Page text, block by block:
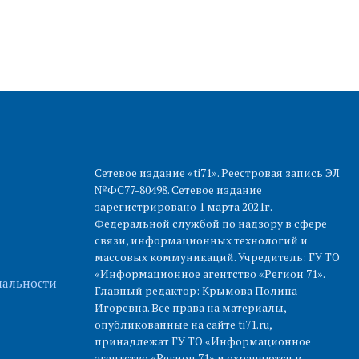
Сетевое издание «ti71». Реестровая запись ЭЛ
№ФС77-80498. Сетевое издание
зарегистрировано 1 марта 2021г.
Федеральной службой по надзору в сфере
связи, информационных технологий и
массовых коммуникаций. Учредитель: ГУ ТО
«Информационное агентство «Регион 71».
Главный редактор: Крымова Полина
Игоревна. Все права на материалы,
опубликованные на сайте ti71.ru,
принадлежат ГУ ТО «Информационное